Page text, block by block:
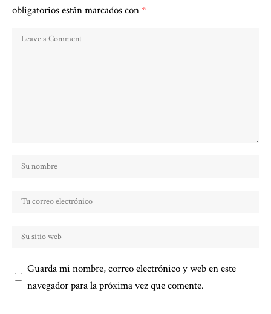
obligatorios están marcados con*
Guarda mi nombre, correo electrónico y web en este
navegador para la próxima vez que comente.